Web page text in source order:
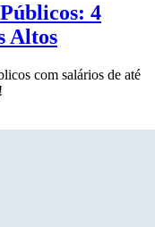
4
Altos
com salários de até